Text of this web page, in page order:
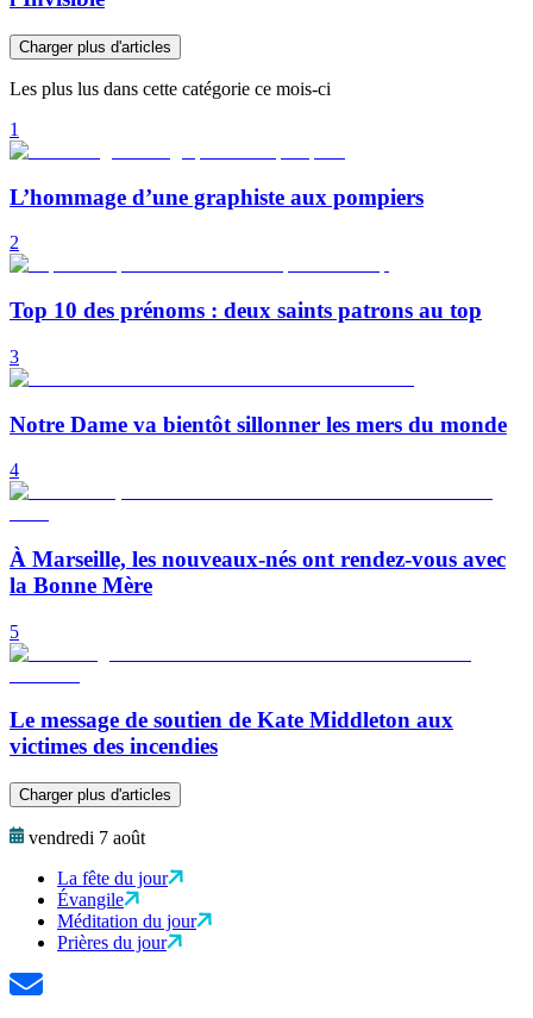
Charger plus d'articles
Les plus lus dans cette catégorie ce mois-ci
1
L’hommage d’une graphiste aux pompiers
2
Top 10 des prénoms : deux saints patrons au top
3
Notre Dame va bientôt sillonner les mers du monde
4
À Marseille, les nouveaux-nés ont rendez-vous avec
la Bonne Mère
5
Le message de soutien de Kate Middleton aux
victimes des incendies
Charger plus d'articles
vendredi 7 août
La fête du jour
Évangile
Méditation du jour
Prières du jour